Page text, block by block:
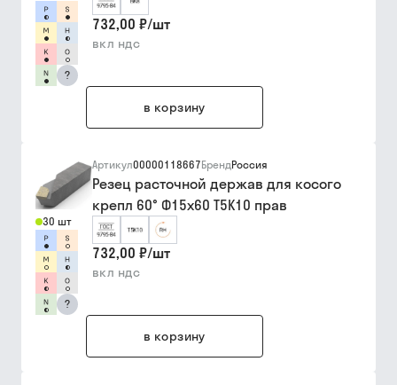
?
732,00 ₽/шт
вкл ндс
в корзину
30 шт
?
Артикул00000118667БрендРоссия
Резец расточной держав для косого
крепл 60° Ф15х60 Т5К10 прав
732,00 ₽/шт
вкл ндс
в корзину